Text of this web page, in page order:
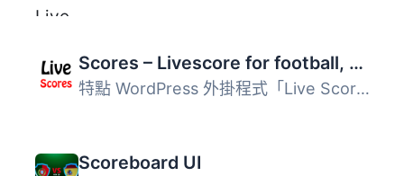
Scores – Livescore for football, soccer, tennis, basketball, handball, volleyball & hockey
特點 WordPress 外掛程式「Live Scores」目前涵蓋超過 250 個...
Scoreboard UI